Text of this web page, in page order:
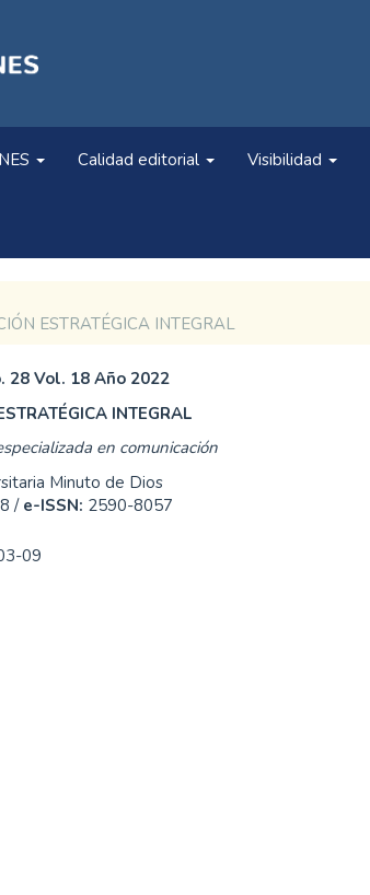
Calidad editorial Visibilidad
ESTRATÉGICA INTEGRAL
28 Vol. 18 Año 2022
INTEGRAL
en comunicación
Minuto de Dios
/ e-ISSN: 2590-8057
09